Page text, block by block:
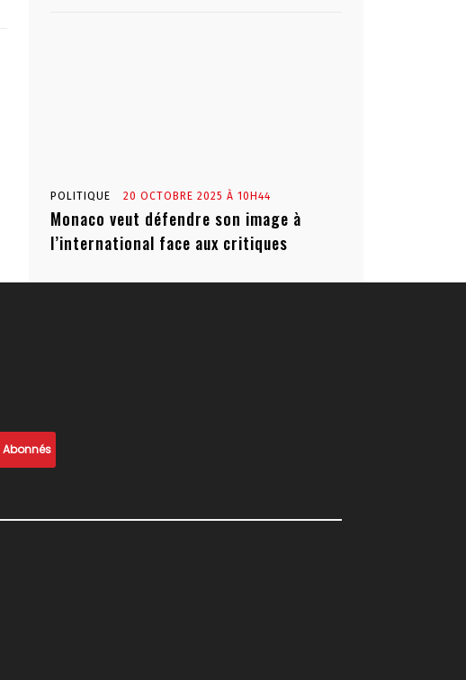
POLITIQUE 20 OCTOBRE 2025 À 10H44
Monaco veut défendre son image à
l’international face aux critiques